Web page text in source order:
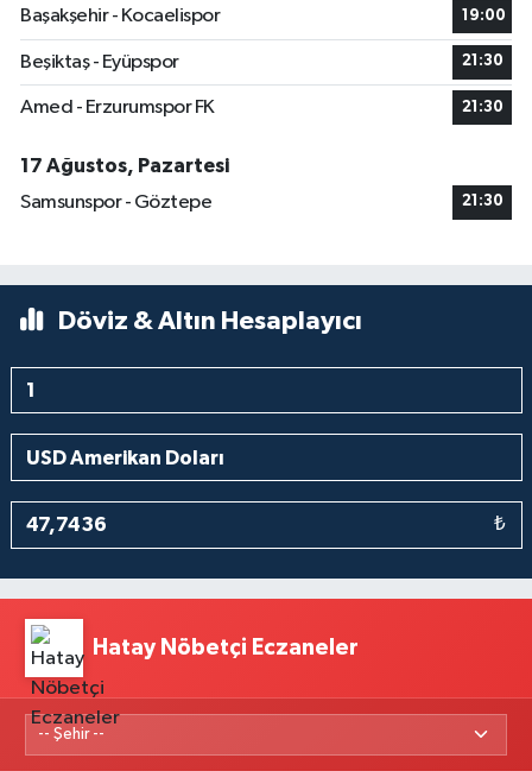
Başakşehir - Kocaelispor
19:00
Beşiktaş - Eyüpspor 21:30
Amed - Erzurumspor FK 21:30
17 Ağustos, Pazartesi
Samsunspor - Göztepe
21:30
Döviz & Altın Hesaplayıcı
₺
Hatay Nöbetçi Eczaneler